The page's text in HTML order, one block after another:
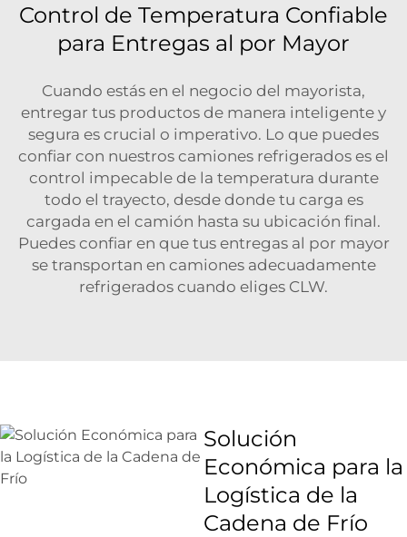
Control de Temperatura Confiable
para Entregas al por Mayor
Cuando estás en el negocio del mayorista,
entregar tus productos de manera inteligente y
segura es crucial o imperativo. Lo que puedes
confiar con nuestros camiones refrigerados es el
control impecable de la temperatura durante
todo el trayecto, desde donde tu carga es
cargada en el camión hasta su ubicación final.
Puedes confiar en que tus entregas al por mayor
se transportan en camiones adecuadamente
refrigerados cuando eliges CLW.
Solución
Económica para la
Logística de la
Cadena de Frío